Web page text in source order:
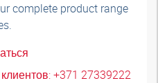
complete product range
+371 27339222